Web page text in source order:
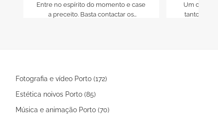
Entre no espírito do momento e case
a preceito. Basta contactar os
Um
tantos
Fotografia e vídeo Porto (172)
Estética noivos Porto (85)
Música e animação Porto (70)